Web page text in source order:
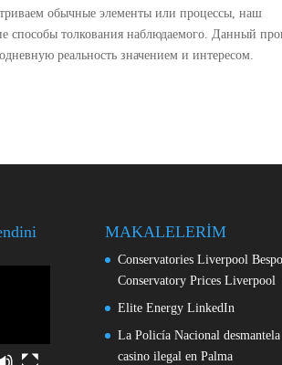
обычные элементы или процессы, наш
способы толкования наблюдаемого. Данный
реальность значением и интересом.
MAKALELERİM
Conservatories Liverpool
Conservatory Prices Liverpool
Elite Energy LinkedIn
La Policía Nacional desmantela
casino ilegal en Palma